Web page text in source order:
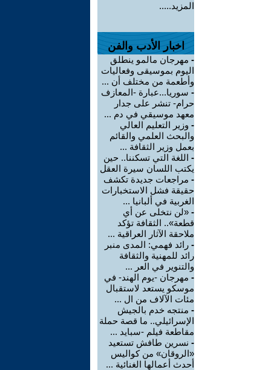
المزيد.....
اخبار الأدب والفن
- مهرجان مالمو ينطلق
اليوم بموسيقى وفعاليات
وأطعمة من مختلف أن ...
- سوريا...عبارة -المعازف
حرام- تنشر على جدار
معهد موسيقي في دم ...
- وزير التعليم العالي
والبحث العلمي والقائم
بعمل وزير الثقافة ...
- اللغة التي تسكننا.. حين
يكتب اللسان سيرة العقل
- مراجعات جديدة تكشف
حقيقة فشل الاستخبارات
الغربية في ألبانيا ...
- «لن نتخلى عن أي
قطعة».. الثقافة تؤكد
ملاحقة الآثار العراقية ...
- رائد فهمي: المدى منبر
رائد للمهنية والثقافة
والتنوير في العر ...
- مهرجان -يوم الهند- في
موسكو يستعد لاستقبال
مئات الآلاف من ال ...
- منتجه خدم بالجيش
الإسرائيلي.. ما قصة حملة
مقاطعة فيلم -سبايد ...
- نسرين طافش تستعيد
«الروقان» من كواليس
أحدث أعمالها الغنائية ...